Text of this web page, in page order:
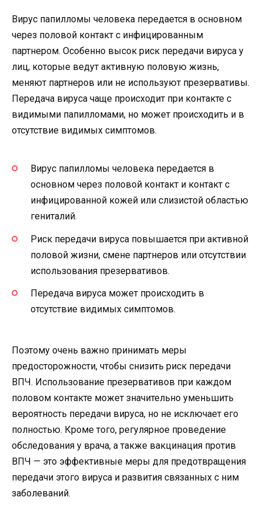
Вирус папилломы человека передается в основном
через половой контакт с инфицированным
партнером. Особенно высок риск передачи вируса у
лиц, которые ведут активную половую жизнь,
меняют партнеров или не используют презервативы.
Передача вируса чаще происходит при контакте с
видимыми папилломами, но может происходить и в
отсутствие видимых симптомов.
Вирус папилломы человека передается в
основном через половой контакт и контакт с
инфицированной кожей или слизистой областью
гениталий.
Риск передачи вируса повышается при активной
половой жизни, смене партнеров или отсутствии
использования презервативов.
Передача вируса может происходить в
отсутствие видимых симптомов.
Поэтому очень важно принимать меры
предосторожности, чтобы снизить риск передачи
ВПЧ. Использование презервативов при каждом
половом контакте может значительно уменьшить
вероятность передачи вируса, но не исключает его
полностью. Кроме того, регулярное проведение
обследования у врача, а также вакцинация против
ВПЧ — это эффективные меры для предотвращения
передачи этого вируса и развития связанных с ним
заболеваний.